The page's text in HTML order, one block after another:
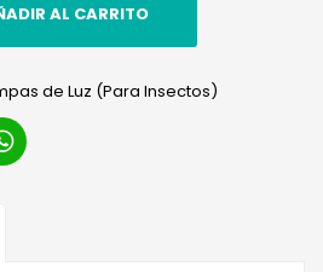
AL CARRITO
de Luz (Para Insectos)